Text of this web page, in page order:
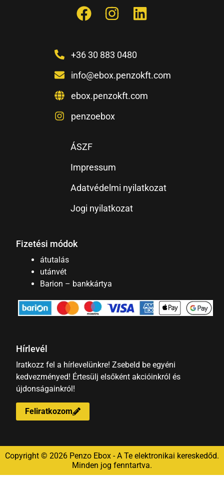
+36 30 883 0480
info@ebox.penzokft.com
ebox.penzokft.com
penzoebox
ÁSZF
Impressum
Adatvédelmi nyilatkozat
Jogi nyilatkozat
Fizetési módok
átutalás
utánvét
Barion – bankkártya
Hírlevél
Iratkozz fel a hírlevelünkre! Zsebeld be egyéni
kedvezményed! Értesülj elsőként akcióinkról és
újdonságainkról!
Feliratkozom
Copyright © 2026 Penzo Ebox - A Te elektronikai kereskedőd.
Minden jog fenntartva.